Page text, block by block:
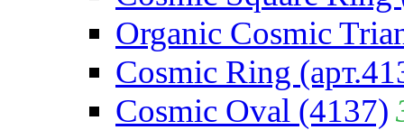
Organic Cosmic
Cosmic Ring
Cosmic Oval (4137)